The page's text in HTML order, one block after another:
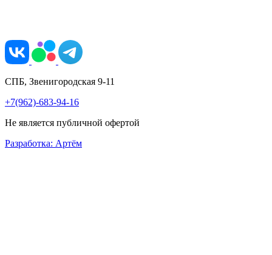
СПБ, Звенигородская 9-11
+7(962)-683-94-16
Не является публичной офертой
Разработка: Артём